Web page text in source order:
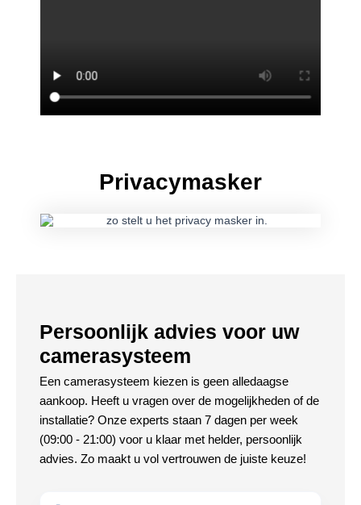
Privacymasker
Persoonlijk advies voor uw
camerasysteem
Een camerasysteem kiezen is geen alledaagse
aankoop. Heeft u vragen over de mogelijkheden of de
installatie? Onze experts staan 7 dagen per week
(09:00 - 21:00) voor u klaar met helder, persoonlijk
advies. Zo maakt u vol vertrouwen de juiste keuze!